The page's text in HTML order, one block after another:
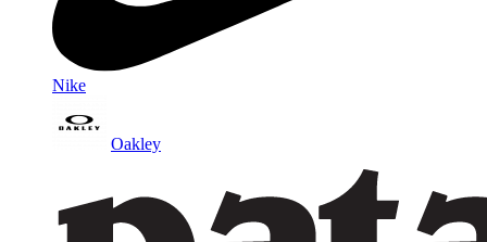
Nike
Oakley